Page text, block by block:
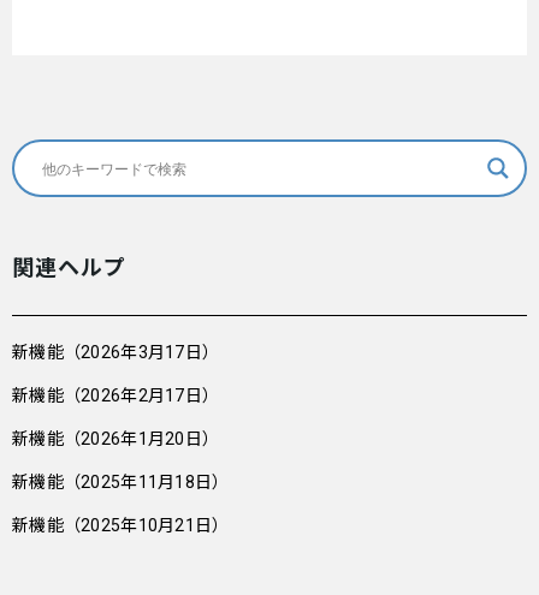
関連ヘルプ
新機能（2026年3月17日）
新機能（2026年2月17日）
新機能（2026年1月20日）
新機能（2025年11月18日）
新機能（2025年10月21日）